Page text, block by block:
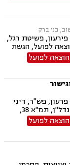
פשיטת רגל,
לפועל, הגשת
ייצוג בבתי
ניהול מ"מ
חוב ללא
הוצאה לפועל
פש"ר, דיני
מקרקעין, בנקאות, דיני חברות, נדל"ן, תמ"א 38,
עסקי
הוצאה לפועל